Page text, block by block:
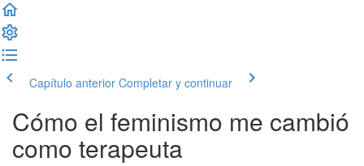
Capítulo anterior Completar y continuar
Cómo el feminismo me cambió
como terapeuta